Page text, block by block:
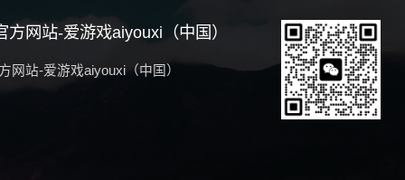
方网站-爱游戏aiyouxi（中国）
网站-爱游戏aiyouxi（中国）